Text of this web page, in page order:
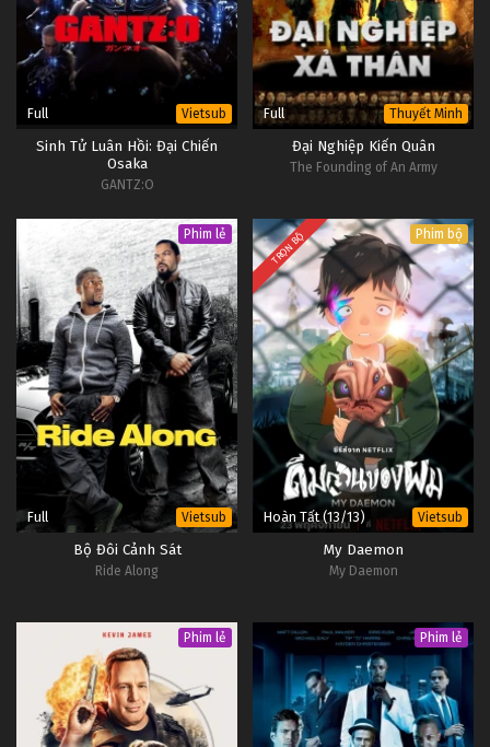
Full Vietsub
Sinh Tử Luân Hồi: Đại Chiến
Osaka
GANTZ:O
Full Thuyết Minh
Đại Nghiệp Kiến Quân
The Founding of An Army
Phim lẻ
Full Vietsub
Bộ Đôi Cảnh Sát
Ride Along
TRỌN BỘ Phim bộ
Hoàn Tất (13/13) Vietsub
My Daemon
My Daemon
Phim lẻ Phim lẻ